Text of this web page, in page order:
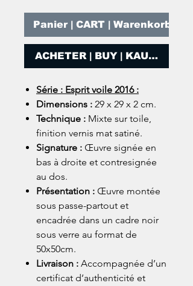
Panier | CART | Warenkorb
ACHETER | BUY | KAUFEN
Série : Esprit voile 2016 :
Dimensions : 29 x 29 x 2 cm.
Technique : Mixte sur toile,
finition vernis mat satiné.
Signature : Œuvre signée en
bas à droite et contresignée
au dos.
Présentation : Œuvre montée
sous passe-partout et
encadrée dans un cadre noir
sous verre au format de
50x50cm.
Livraison : Accompagnée d’un
certificat d’authenticité et